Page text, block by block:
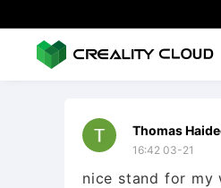
Thomas
16:42 03-21
nice stand for my